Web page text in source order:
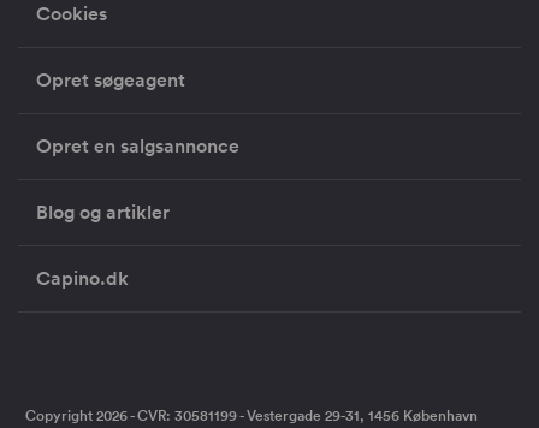
Cookies
Opret søgeagent
Opret en salgsannonce
Blog og artikler
Capino.dk
Copyright 2026 - CVR: 30581199 - Vestergade 29-31, 1456 København